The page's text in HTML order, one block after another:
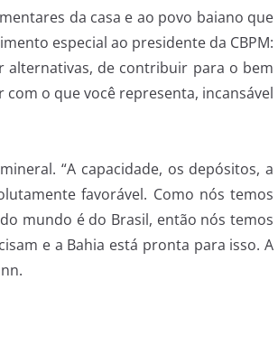
da casa e ao povo baiano que
especial ao presidente da CBPM:
alternativas, de contribuir para o bem
com o que você representa, incansável
“A capacidade, os depósitos, a
favorável. Como nós temos
mundo é do Brasil, então nós temos
e a Bahia está pronta para isso. A